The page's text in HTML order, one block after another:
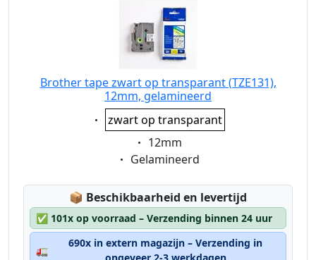
Brother tape zwart op transparant (TZE131),
12mm, gelamineerd
Eigenschaft:
zwart op transparant
Eigenschaft:
12mm
Eigenschaft:
Gelamineerd
📦 Lagerstatus:
Beschikbaarheid en levertijd
✅ 101x op voorraad – Verzending binnen 24 uur
🚛
690x in extern magazijn – Verzending in